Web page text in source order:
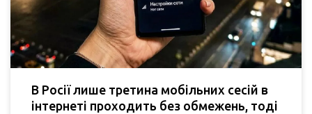
В Росії лише третина мобільних сесій в
інтернеті проходить без обмежень, тоді